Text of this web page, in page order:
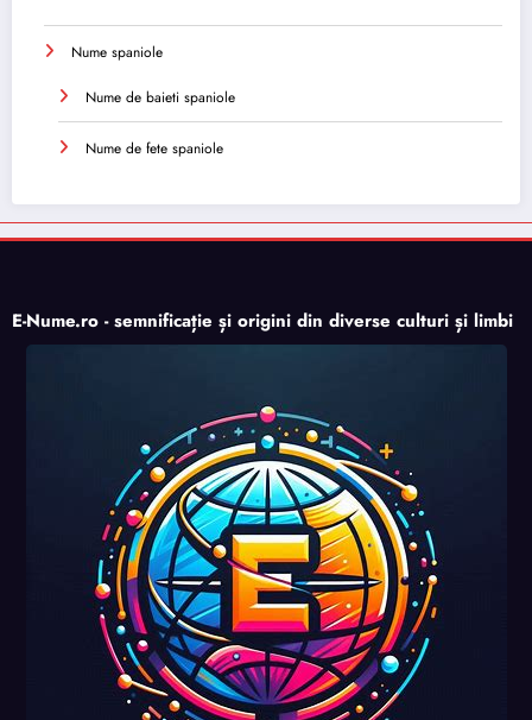
Nume spaniole
Nume de baieti spaniole
Nume de fete spaniole
E-Nume.ro - semnificație și origini din diverse culturi și limbi